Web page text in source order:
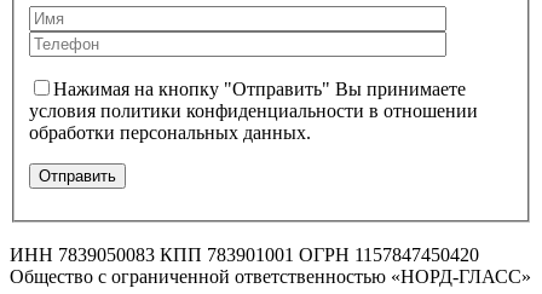
Нажимая на кнопку "Отправить" Вы принимаете
условия политики конфиденциальности в отношении
обработки персональных данных.
ИНН 7839050083 КПП 783901001 ОГРН 1157847450420
Общество с ограниченной ответственностью «НОРД-ГЛАСС»